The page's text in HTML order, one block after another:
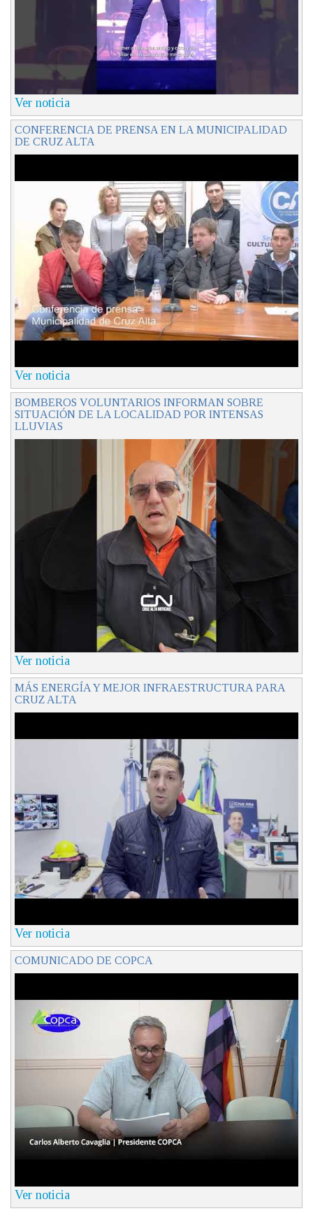
Ver noticia
CONFERENCIA DE PRENSA EN LA MUNICIPALIDAD
DE CRUZ ALTA
Ver noticia
BOMBEROS VOLUNTARIOS INFORMAN SOBRE
SITUACIÓN DE LA LOCALIDAD POR INTENSAS
LLUVIAS
Ver noticia
MÁS ENERGÍA Y MEJOR INFRAESTRUCTURA PARA
CRUZ ALTA
Ver noticia
COMUNICADO DE COPCA
Ver noticia